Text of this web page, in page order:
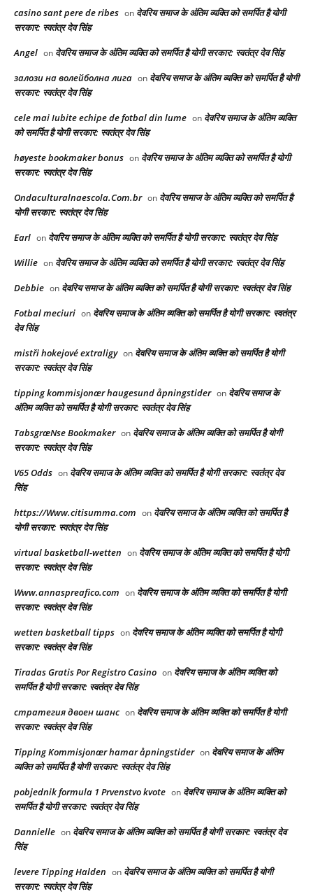
casino sant pere de ribes on देवरिय समाज के अंतिम व्यक्ति को समर्पित है योगी
सरकार: स्वतंत्र देव सिंह
Angel on देवरिय समाज के अंतिम व्यक्ति को समर्पित है योगी सरकार: स्वतंत्र देव सिंह
залози на волейболна лига on देवरिय समाज के अंतिम व्यक्ति को समर्पित है योगी
सरकार: स्वतंत्र देव सिंह
cele mai Iubite echipe de fotbal din lume on देवरिय समाज के अंतिम व्यक्ति
को समर्पित है योगी सरकार: स्वतंत्र देव सिंह
høyeste bookmaker bonus on देवरिय समाज के अंतिम व्यक्ति को समर्पित है योगी
सरकार: स्वतंत्र देव सिंह
Ondaculturalnaescola.Com.br on देवरिय समाज के अंतिम व्यक्ति को समर्पित है
योगी सरकार: स्वतंत्र देव सिंह
Earl on देवरिय समाज के अंतिम व्यक्ति को समर्पित है योगी सरकार: स्वतंत्र देव सिंह
Willie on देवरिय समाज के अंतिम व्यक्ति को समर्पित है योगी सरकार: स्वतंत्र देव सिंह
Debbie on देवरिय समाज के अंतिम व्यक्ति को समर्पित है योगी सरकार: स्वतंत्र देव सिंह
Fotbal meciuri on देवरिय समाज के अंतिम व्यक्ति को समर्पित है योगी सरकार: स्वतंत्र
देव सिंह
mistři hokejové extraligy on देवरिय समाज के अंतिम व्यक्ति को समर्पित है योगी
सरकार: स्वतंत्र देव सिंह
tipping kommisjonær haugesund åpningstider on देवरिय समाज के
अंतिम व्यक्ति को समर्पित है योगी सरकार: स्वतंत्र देव सिंह
TabsgræNse Bookmaker on देवरिय समाज के अंतिम व्यक्ति को समर्पित है योगी
सरकार: स्वतंत्र देव सिंह
V65 Odds on देवरिय समाज के अंतिम व्यक्ति को समर्पित है योगी सरकार: स्वतंत्र देव
सिंह
https://Www.citisumma.com on देवरिय समाज के अंतिम व्यक्ति को समर्पित है
योगी सरकार: स्वतंत्र देव सिंह
virtual basketball-wetten on देवरिय समाज के अंतिम व्यक्ति को समर्पित है योगी
सरकार: स्वतंत्र देव सिंह
Www.annaspreafico.com on देवरिय समाज के अंतिम व्यक्ति को समर्पित है योगी
सरकार: स्वतंत्र देव सिंह
wetten basketball tipps on देवरिय समाज के अंतिम व्यक्ति को समर्पित है योगी
सरकार: स्वतंत्र देव सिंह
Tiradas Gratis Por Registro Casino on देवरिय समाज के अंतिम व्यक्ति को
समर्पित है योगी सरकार: स्वतंत्र देव सिंह
стратегия двоен шанс on देवरिय समाज के अंतिम व्यक्ति को समर्पित है योगी
सरकार: स्वतंत्र देव सिंह
Tipping Kommisjonær hamar åpningstider on देवरिय समाज के अंतिम
व्यक्ति को समर्पित है योगी सरकार: स्वतंत्र देव सिंह
pobjednik formula 1 Prvenstvo kvote on देवरिय समाज के अंतिम व्यक्ति को
समर्पित है योगी सरकार: स्वतंत्र देव सिंह
Dannielle on देवरिय समाज के अंतिम व्यक्ति को समर्पित है योगी सरकार: स्वतंत्र देव
सिंह
levere Tipping Halden on देवरिय समाज के अंतिम व्यक्ति को समर्पित है योगी
सरकार: स्वतंत्र देव सिंह